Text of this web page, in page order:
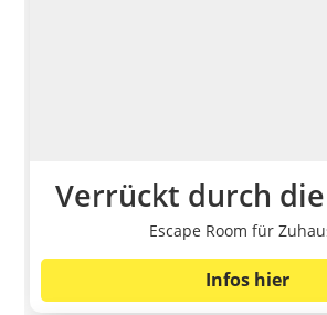
Verrückt durch
Escape Room für
Infos hier